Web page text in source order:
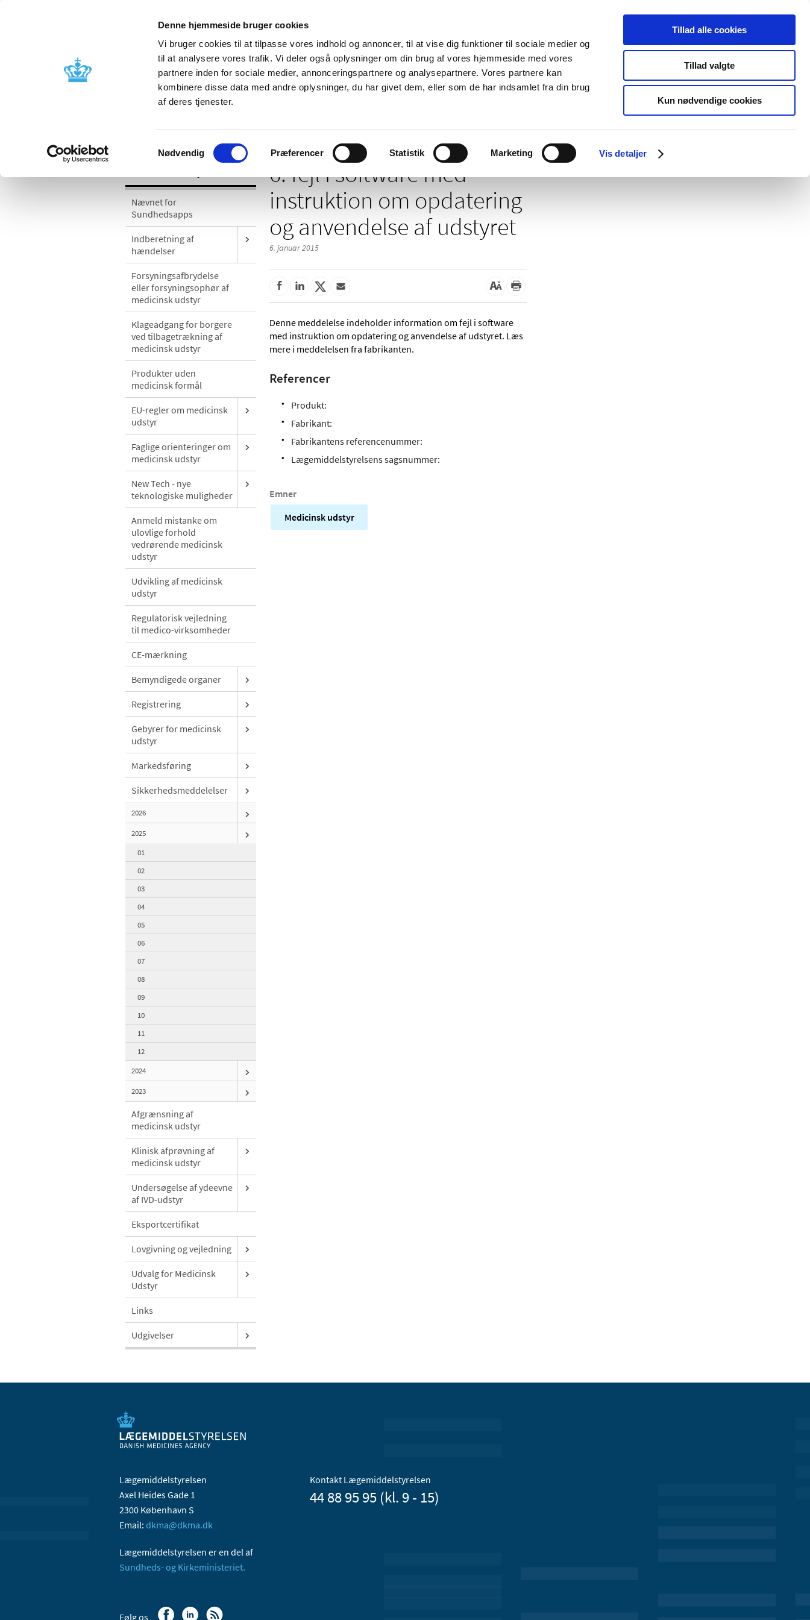
Denne hjemmeside bruger cookies
Vi bruger cookies til at tilpasse vores indhold og annoncer, til at vise dig funktioner til sociale medier og
til at analysere vores trafik. Vi deler også oplysninger om din brug af vores hjemmeside med vores
partnere inden for sociale medier, annonceringspartnere og analysepartnere. Vores partnere kan
kombinere disse data med andre oplysninger, du har givet dem, eller som de har indsamlet fra din brug
af deres tjenester.
Samtykkevalg
Nødvendig Præferencer Statistik Marketing Vis detaljer
Tillad alle cookies
Tillad valgte
Kun nødvendige cookies
Nyheder Om os Kontakt Udgivelser
Godkendelse og
Bivirkninger og
produktinformation
Tilskud og
Apoteker og salg af
Medicinsk
Særlige
produktområder
Nævnet for
Sundhedsapps
Indberetning af
hændelser
Forsyningsafbrydelse
eller forsyningsophør af
medicinsk udstyr
Klageadgang for borgere
ved tilbagetrækning af
medicinsk udstyr
Produkter uden
medicinsk formål
EU-regler om medicinsk
udstyr
Faglige orienteringer om
medicinsk udstyr
New Tech - nye
teknologiske muligheder
Anmeld mistanke om
ulovlige forhold
vedrørende medicinsk
udstyr
Udvikling af medicinsk
udstyr
Regulatorisk vejledning
til medico-virksomheder
CE-mærkning
Bemyndigede organer
Registrering
Gebyrer for medicinsk
udstyr
Markedsføring
Sikkerhedsmeddelelser
2026
2025
01
02
03
04
05
06
07
08
09
10
11
12
2024
2023
Afgrænsning af
medicinsk udstyr
Klinisk afprøvning af
medicinsk udstyr
Undersøgelse af ydeevne
af IVD-udstyr
Eksportcertifikat
Lovgivning og vejledning
Udvalg for Medicinsk
Udstyr
Links
Udgivelser
6. fejl i software med
instruktion om opdatering
og anvendelse af udstyret
6. januar 2015
Denne meddelelse indeholder information om fejl i software
med instruktion om opdatering og anvendelse af udstyret. Læs
mere i meddelelsen fra fabrikanten.
Referencer
Produkt:
Fabrikant:
Fabrikantens referencenummer:
Lægemiddelstyrelsens sagsnummer:
Emner
Medicinsk udstyr
Lægemiddelstyrelsen
Axel Heides Gade 1
2300 København S
Email: dkma@dkma.dk
Lægemiddelstyrelsen er en del af
Sundheds- og Kirkeministeriet.
Kontakt Lægemiddelstyrelsen
44 88 95 95 (kl. 9 - 15)
Følg os